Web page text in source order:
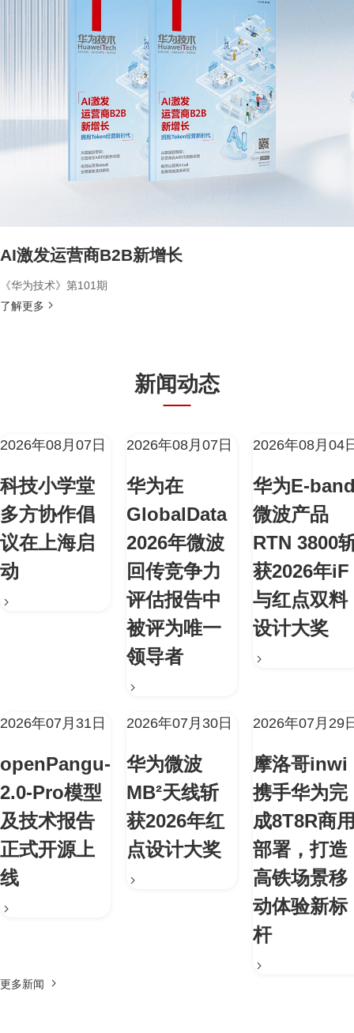
AI激发运营商B2B新增长
《华为技术》第101期
了解更多
新闻动态
2026年08月07日
科技小学堂
多方协作倡
议在上海启
动
2026年08月07日
华为在
GlobalData
2026年微波
回传竞争力
评估报告中
被评为唯一
领导者
2026年08月04
华为E-
微波产品
RTN 3800
获2026年iF
与红点双料
设计大奖
2026年07月31日
openPangu-
2.0-Pro模型
及技术报告
正式开源上
线
2026年07月30日
华为微波
MB²天线斩
获2026年红
点设计大奖
2026年07月29
摩洛哥inwi
携手华为完
成8T8R商
部署，打造
高铁场景移
动体验新标
杆
更多新闻